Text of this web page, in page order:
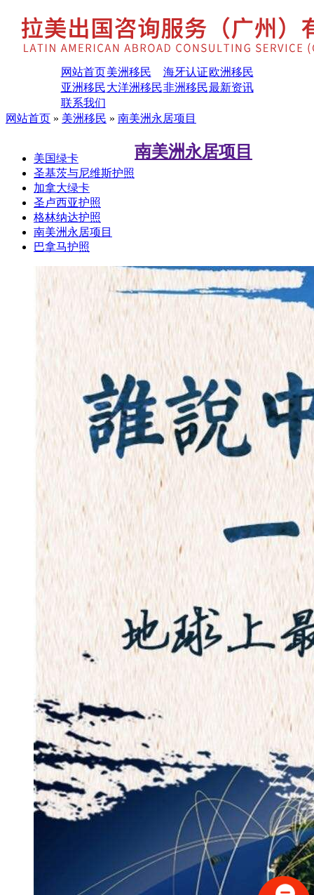
网站首页美洲移民 海牙认证欧洲移民
亚洲移民大洋洲移民非洲移民最新资讯
联系我们
网站首页 » 美洲移民 » 南美洲永居项目
美国绿卡
圣基茨与尼维斯护照
加拿大绿卡
圣卢西亚护照
格林纳达护照
南美洲永居项目
巴拿马护照
南美洲永居项目